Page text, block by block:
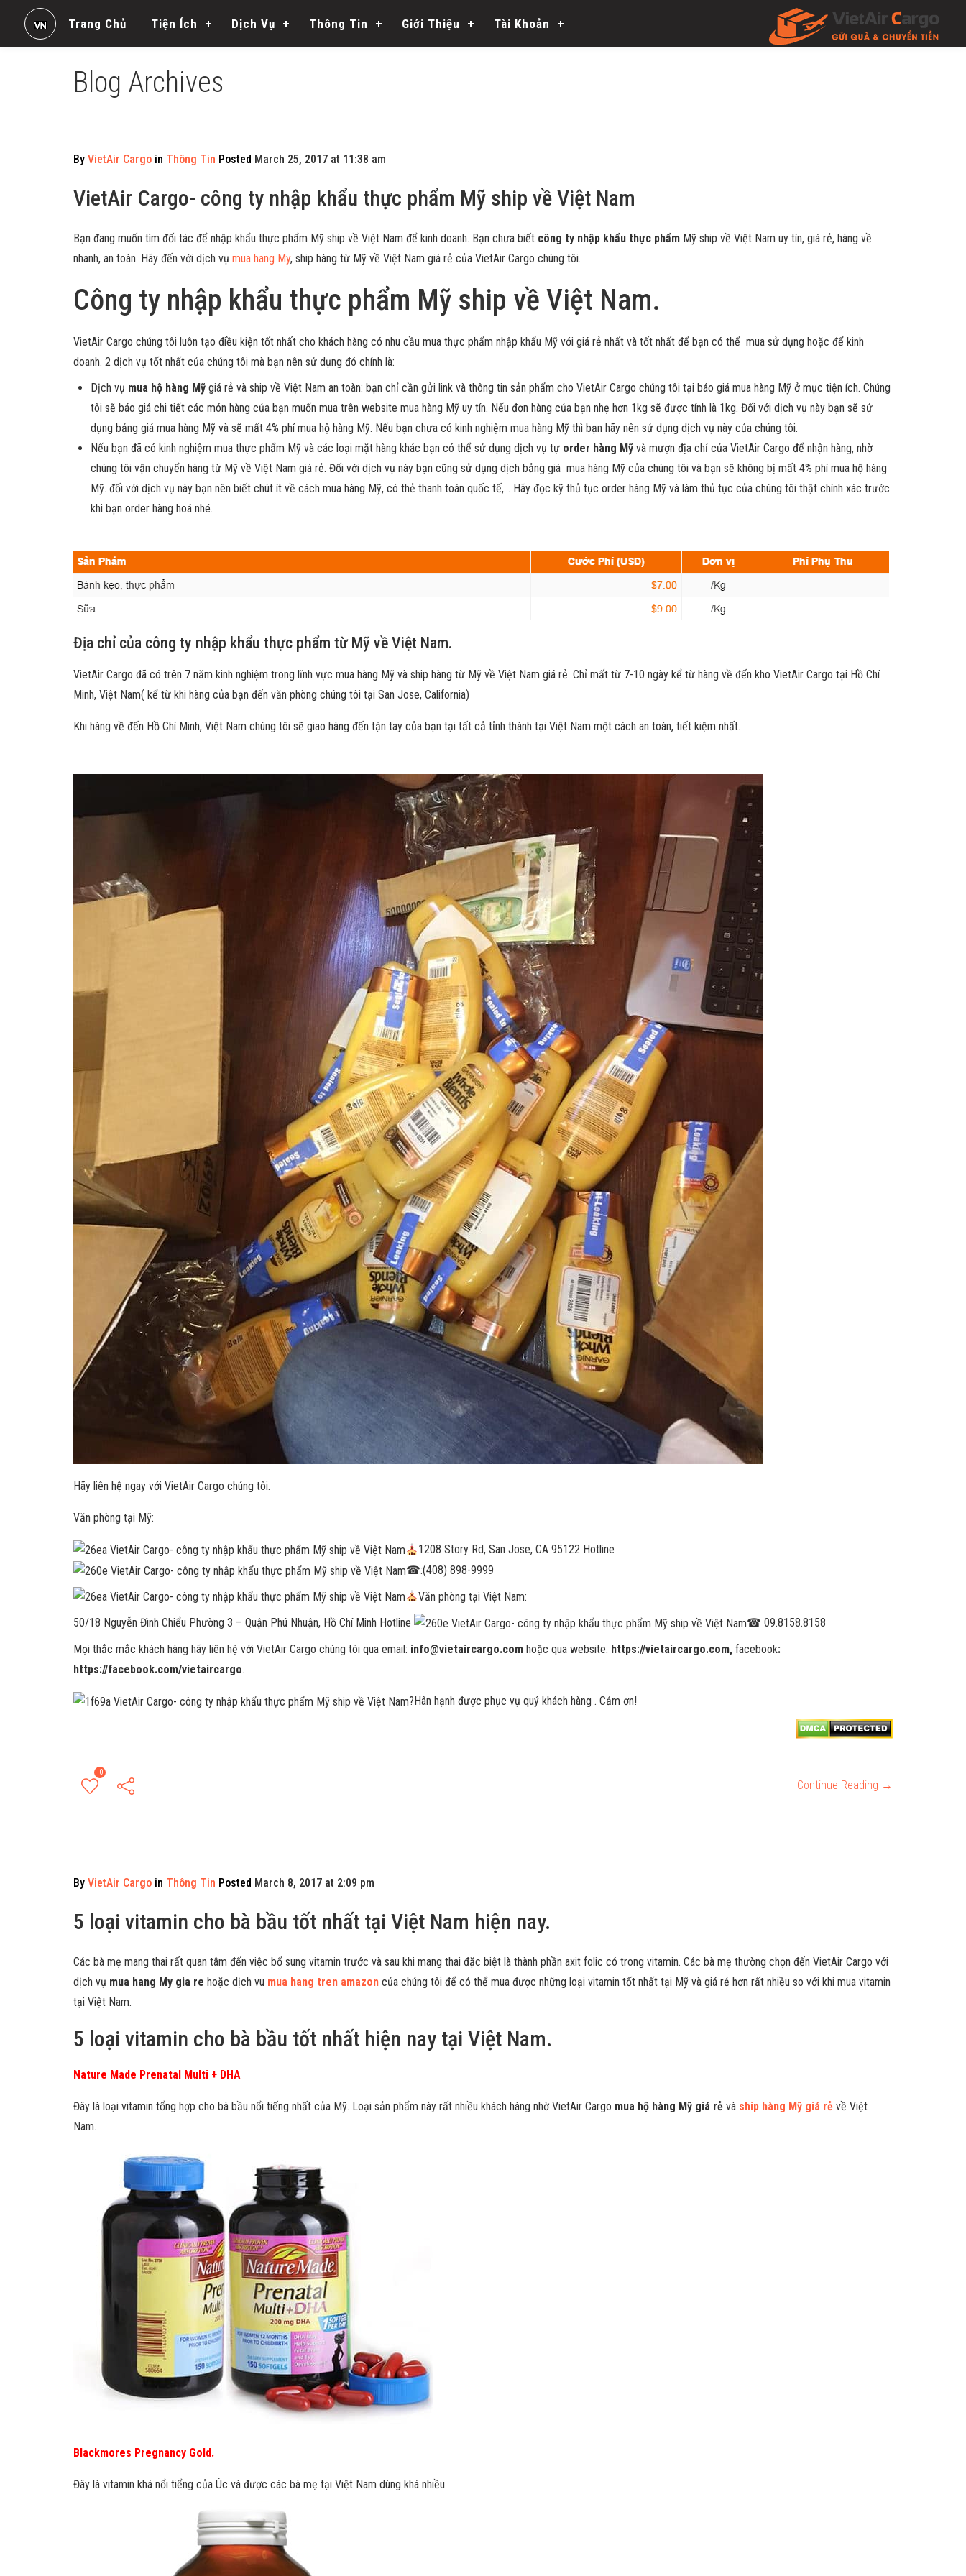
Trang Chủ Tiện Ích Dịch Vụ Thông Tin Giới Thiệu Tài Khoản
Blog Archives
By VietAir Cargo in Thông Tin Posted March 25, 2017 at 11:38 am
VietAir Cargo- công ty nhập khẩu thực phẩm Mỹ ship về Việt Nam
Bạn đang muốn tìm đối tác để nhập khẩu thực phẩm Mỹ ship về Việt Nam để kinh doanh. Bạn chưa biết công ty nhập khẩu thực phẩm Mỹ ship về Việt Nam uy tín, giá rẻ, hàng về
nhanh, an toàn. Hãy đến với dịch vụ mua hang My, ship hàng từ Mỹ về Việt Nam giá rẻ của VietAir Cargo chúng tôi.
Công ty nhập khẩu thực phẩm Mỹ ship về Việt Nam.
VietAir Cargo chúng tôi luôn tạo điều kiện tốt nhất cho khách hàng có nhu cầu mua thực phẩm nhập khẩu Mỹ với giá rẻ nhất và tốt nhất để bạn có thể mua sử dụng hoặc để kinh
doanh. 2 dịch vụ tốt nhất của chúng tôi mà bạn nên sử dụng đó chính là:
Dịch vụ mua hộ hàng Mỹ giá rẻ và ship về Việt Nam an toàn: bạn chỉ cần gửi link và thông tin sản phẩm cho VietAir Cargo chúng tôi tại báo giá mua hàng Mỹ ở mục tiện ích. Chúng
tôi sẽ báo giá chi tiết các món hàng của bạn muốn mua trên website mua hàng Mỹ uy tín. Nếu đơn hàng của bạn nhẹ hơn 1kg sẽ được tính là 1kg. Đối với dịch vụ này bạn sẽ sử
dụng bảng giá mua hàng Mỹ và sẽ mất 4% phí mua hộ hàng Mỹ. Nếu bạn chưa có kinh nghiệm mua hàng Mỹ thì bạn hãy nên sử dụng dịch vụ này của chúng tôi.
Nếu bạn đã có kinh nghiệm mua thực phẩm Mỹ và các loại mặt hàng khác bạn có thể sử dụng dịch vụ tự order hàng Mỹ và mượn địa chỉ của VietAir Cargo để nhận hàng, nhờ
chúng tôi vận chuyển hàng từ Mỹ về Việt Nam giá rẻ. Đối với dịch vụ này bạn cũng sử dụng dịch bảng giá mua hàng Mỹ của chúng tôi và bạn sẽ không bị mất 4% phí mua hộ hàng
Mỹ. đối với dịch vụ này bạn nên biết chút ít về cách mua hàng Mỹ, có thẻ thanh toán quốc tế,… Hãy đọc kỹ thủ tục order hàng Mỹ và làm thủ tục của chúng tôi thật chính xác trước
khi bạn order hàng hoá nhé.
Địa chỉ của công ty nhập khẩu thực phẩm từ Mỹ về Việt Nam.
VietAir Cargo đã có trên 7 năm kinh nghiệm trong lĩnh vực mua hàng Mỹ và ship hàng từ Mỹ về Việt Nam giá rẻ. Chỉ mất từ 7-10 ngày kể từ hàng về đến kho VietAir Cargo tại Hồ Chí
Minh, Việt Nam( kể từ khi hàng của bạn đến văn phòng chúng tôi tại San Jose, California)
Khi hàng về đến Hồ Chí Minh, Việt Nam chúng tôi sẽ giao hàng đến tận tay của bạn tại tất cả tỉnh thành tại Việt Nam một cách an toàn, tiết kiệm nhất.
Hãy liên hệ ngay với VietAir Cargo chúng tôi.
Văn phòng tại Mỹ:
1208 Story Rd, San Jose, CA 95122 Hotline
☎:(408) 898-9999
Văn phòng tại Việt Nam:
50/18 Nguyễn Đình Chiểu Phường 3 – Quận Phú Nhuận, Hồ Chí Minh Hotline
☎ 09.8158.8158
Mọi thắc mắc khách hàng hãy liên hệ với VietAir Cargo chúng tôi qua email: info@vietaircargo.com hoặc qua website: https://vietaircargo.com, facebook:
https://facebook.com/vietaircargo.
?Hân hạnh được phục vụ quý khách hàng . Cảm ơn!
0
Continue Reading →
By VietAir Cargo in Thông Tin Posted March 8, 2017 at 2:09 pm
5 loại vitamin cho bà bầu tốt nhất tại Việt Nam hiện nay.
Các bà mẹ mang thai rất quan tâm đến việc bổ sung vitamin trước và sau khi mang thai đặc biệt là thành phần axit folic có trong vitamin. Các bà mẹ thường chọn đến VietAir Cargo với
dịch vụ mua hang My gia re hoặc dịch vu mua hang tren amazon của chúng tôi để có thể mua được những loại vitamin tốt nhất tại Mỹ và giá rẻ hơn rất nhiều so với khi mua vitamin
tại Việt Nam.
5 loại vitamin cho bà bầu tốt nhất hiện nay tại Việt Nam.
Nature Made Prenatal Multi + DHA
Đây là loại vitamin tổng hợp cho bà bầu nổi tiếng nhất của Mỹ. Loại sản phẩm này rất nhiều khách hàng nhờ VietAir Cargo mua hộ hàng Mỹ giá rẻ và ship hàng Mỹ giá rẻ về Việt
Nam.
Blackmores Pregnancy Gold.
Đây là vitamin khá nổi tiểng của Úc và được các bà mẹ tại Việt Nam dùng khá nhiều.